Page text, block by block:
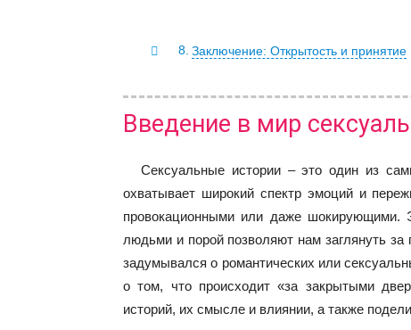
Заключение: Открытость и принятие
Введение в мир
Сексуальные истории – это один из
охватывает широкий спектр эмоций и
провокационными или даже шокирующими.
людьми и порой позволяют нам заглянуть
задумывался о романтических или
о том, что происходит «за закрытыми
историй, их смысле и влиянии, а также